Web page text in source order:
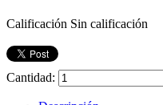
Calificación Sin calificación
Cantidad: